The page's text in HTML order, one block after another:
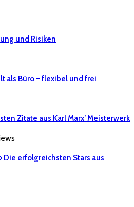
und Risiken
als Büro – flexibel und frei
Zitate aus Karl Marx’ Meisterwerk
erfolgreichsten Stars aus